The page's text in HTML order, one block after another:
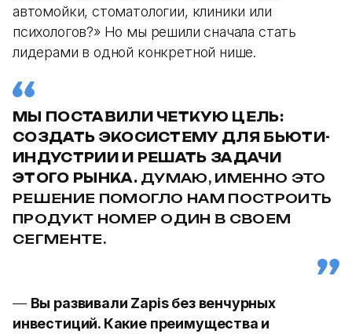
автомойки, стоматологии, клиники или
психологов?» Но мы решили сначала стать
лидерами в одной конкретной нише.
МЫ ПОСТАВИЛИ ЧЕТКУЮ ЦЕЛЬ:
СОЗДАТЬ ЭКОСИСТЕМУ ДЛЯ БЬЮТИ-
ИНДУСТРИИ И РЕШАТЬ ЗАДАЧИ
ЭТОГО РЫНКА. ДУМАЮ, ИМЕННО ЭТО
РЕШЕНИЕ ПОМОГЛО НАМ ПОСТРОИТЬ
ПРОДУКТ НОМЕР ОДИН В СВОЕМ
СЕГМЕНТЕ.
— Вы развивали Zapis без венчурных
инвестиций. Какие преимущества и